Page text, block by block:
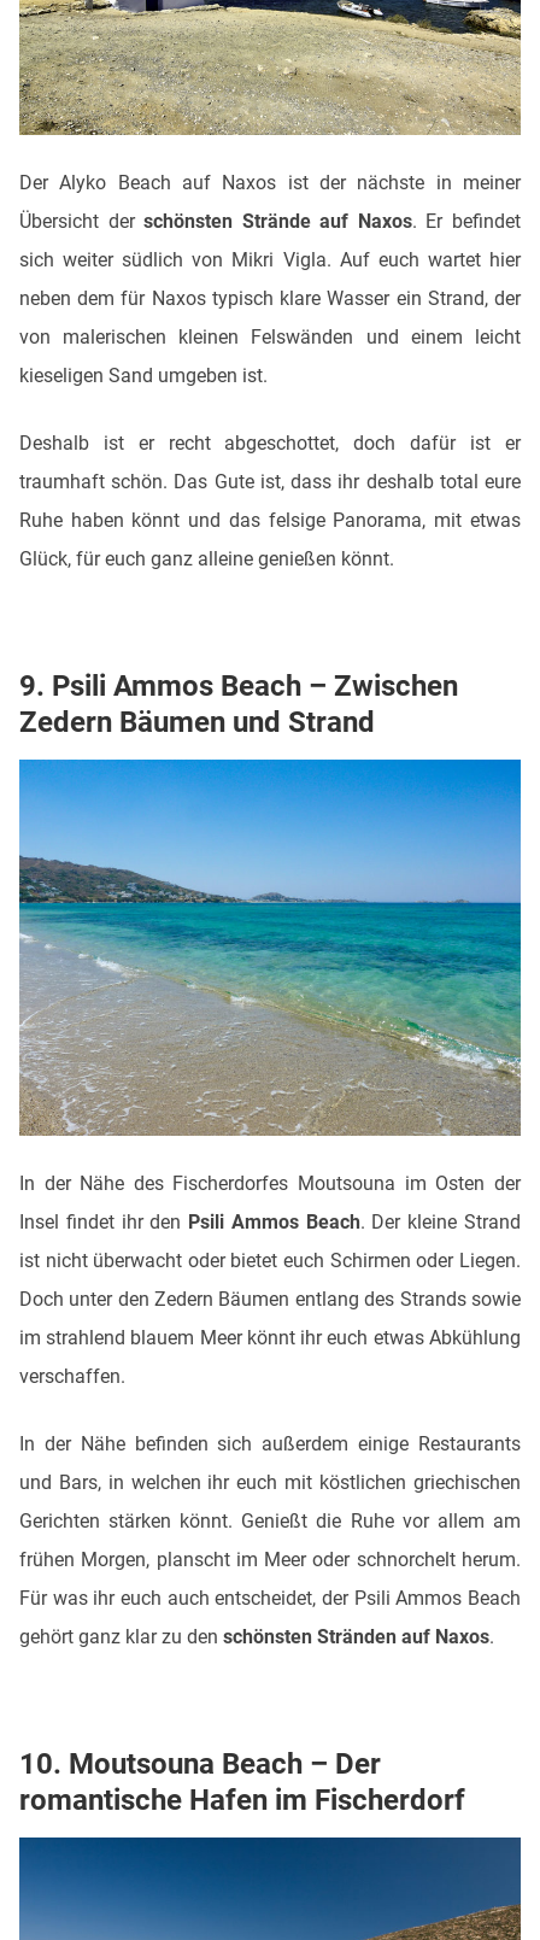
Der Alyko Beach auf Naxos ist der nächste in meiner
Übersicht derschönsten Strände auf Naxos. Er befindet
sich weiter südlich von Mikri Vigla. Auf euch wartet hier
neben dem für Naxos typisch klare Wasser ein Strand, der
von malerischen kleinen Felswänden und einem leicht
kieseligen Sand umgeben ist.
Deshalb ist er recht abgeschottet, doch dafür ist er
traumhaft schön. Das Gute ist, dass ihr deshalb total eure
Ruhe haben könnt und das felsige Panorama, mit etwas
Glück, für euch ganz alleine genießen könnt.
9. Psili Ammos Beach – Zwischen
Zedern Bäumen und Strand
In der Nähe des Fischerdorfes Moutsouna im Osten der
Insel findet ihr den Psili Ammos Beach. Der kleine Strand
ist nicht überwacht oder bietet euch Schirmen oder Liegen.
Doch unter den Zedern Bäumen entlang des Strands sowie
im strahlend blauem Meer könnt ihr euch etwas Abkühlung
verschaffen.
In der Nähe befinden sich außerdem einige Restaurants
und Bars, in welchen ihr euch mit köstlichen griechischen
Gerichten stärken könnt. Genießt die Ruhe vor allem am
frühen Morgen, planscht im Meer oder schnorchelt herum.
Für was ihr euch auch entscheidet, der Psili Ammos Beach
gehört ganz klar zu den schönsten Stränden auf Naxos.
10. Moutsouna Beach – Der
romantische Hafen im Fischerdorf